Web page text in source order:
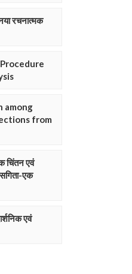
रचनात्मक
among
from
चिंतन एवं
एक
एवं